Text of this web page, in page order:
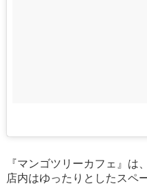
『マンゴツリーカフェ』は
店内はゆったりとしたスペ